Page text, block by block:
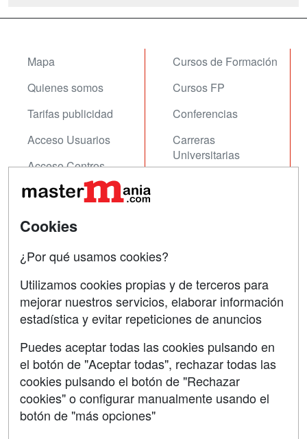
Mapa
Quienes somos
Tarifas publicidad
Acceso Usuarios
Acceso Centros
Cursos de Formación
Cursos FP
Conferencias
Carreras
Universitarias
Contactar
Copyleft
Grupo formazion:
Cookies
¿Por qué usamos cookies?
Utilizamos cookies propias y de terceros para
mejorar nuestros servicios, elaborar información
estadística y evitar repeticiones de anuncios
Puedes aceptar todas las cookies pulsando en
el botón de "Aceptar todas", rechazar todas las
cookies pulsando el botón de "Rechazar
cookies" o configurar manualmente usando el
botón de "más opciones"